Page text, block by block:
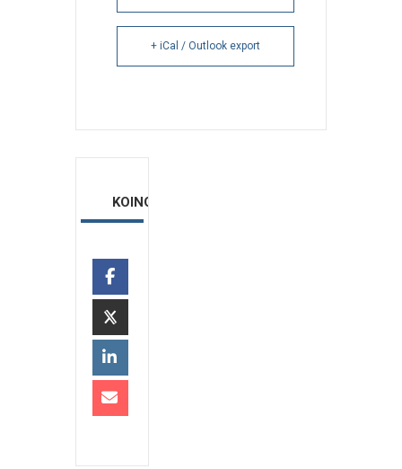
+ iCal / Outlook export
ΚΟΙΝΟΠΟΙΗΣΗ